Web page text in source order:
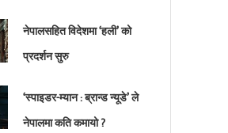
नेपालसहित विदेशमा ‘हली’ को
प्रदर्शन सुरु
‘स्पाइडर-म्यान : ब्रान्ड न्यूडे’ ले
नेपालमा कति कमायो ?